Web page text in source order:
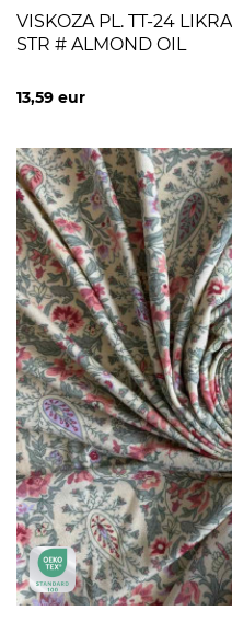
VISKOZA PL. TT-24
STR # ALMOND OIL
13,59 eur